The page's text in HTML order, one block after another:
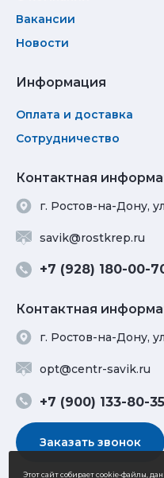
Вакансии
Новости
Информация
Оплата и доставка
Сотрудничество
Контактная
г. Ростов-на-Дону,
savik@rostkrep.ru
+7 (928) 180-00-
Контактная
г. Ростов-на-Дону,
opt@centr-savik.ru
+7 (900) 133-80-35
Заказать звонок
Этот сайт собирает cookie-файлы,